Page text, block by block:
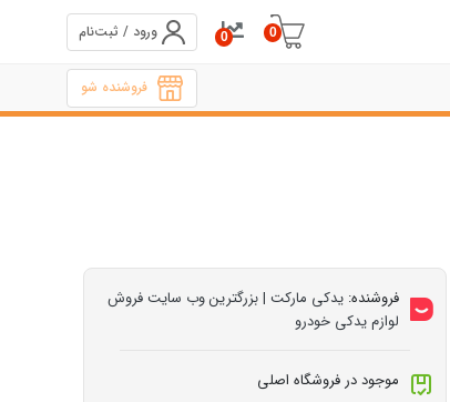
0
0 ورود / ثبت‌نام
فروشنده شو
فروشنده: یدکی مارکت | بزرگترین وب سایت فروش
لوازم یدکی خودرو
موجود در فروشگاه اصلی